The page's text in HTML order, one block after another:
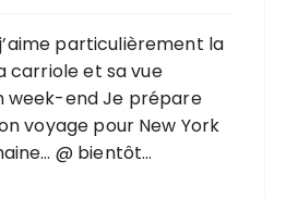
particulièrement la
carriole et sa vue
week-end Je prépare
voyage pour New York
@ bientôt…